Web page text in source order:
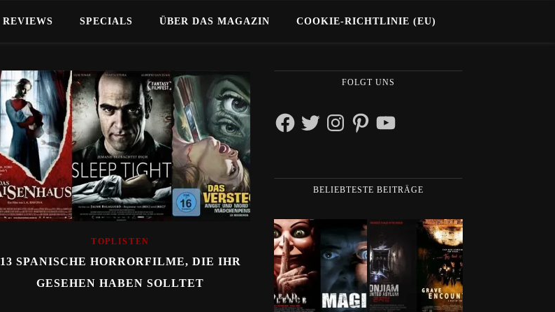
REVIEWS SPECIALS ÜBER DAS MAGAZIN COOKIE-RICHTLINIE (EU)
TOPLISTEN
13 SPANISCHE HORRORFILME, DIE IHR
GESEHEN HABEN SOLLTET
FOLGT UNS
FacebookTwitterInstagramPinterestYouTube
BELIEBTESTE BEITRÄGE